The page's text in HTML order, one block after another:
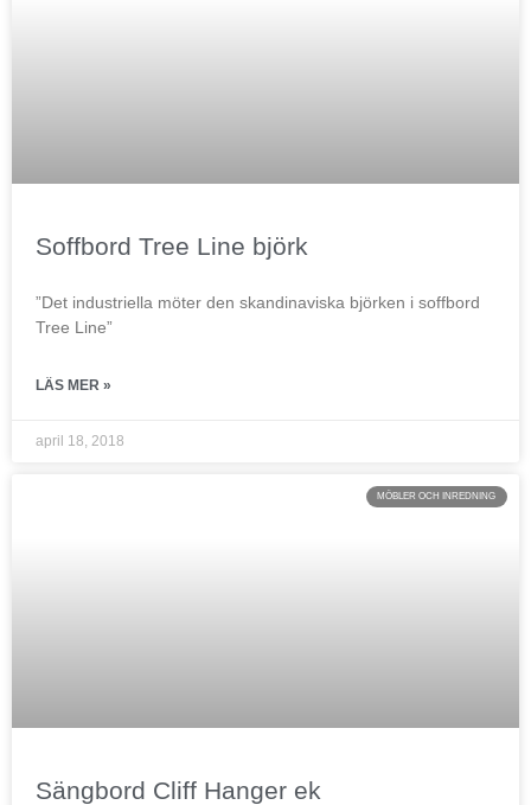
Soffbord Tree Line björk
”Det industriella möter den skandinaviska björken i soffbord
Tree Line”
LÄS MER »
april 18, 2018
MÖBLER OCH INREDNING
Sängbord Cliff Hanger ek